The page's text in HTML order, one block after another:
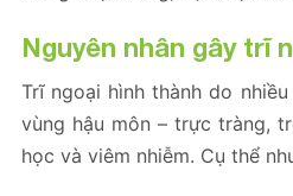
Nguyên nhân gây trĩ
Trĩ ngoại hình thành do
vùng hậu môn – trực tràng,
học và viêm nhiễm. Cụ thể